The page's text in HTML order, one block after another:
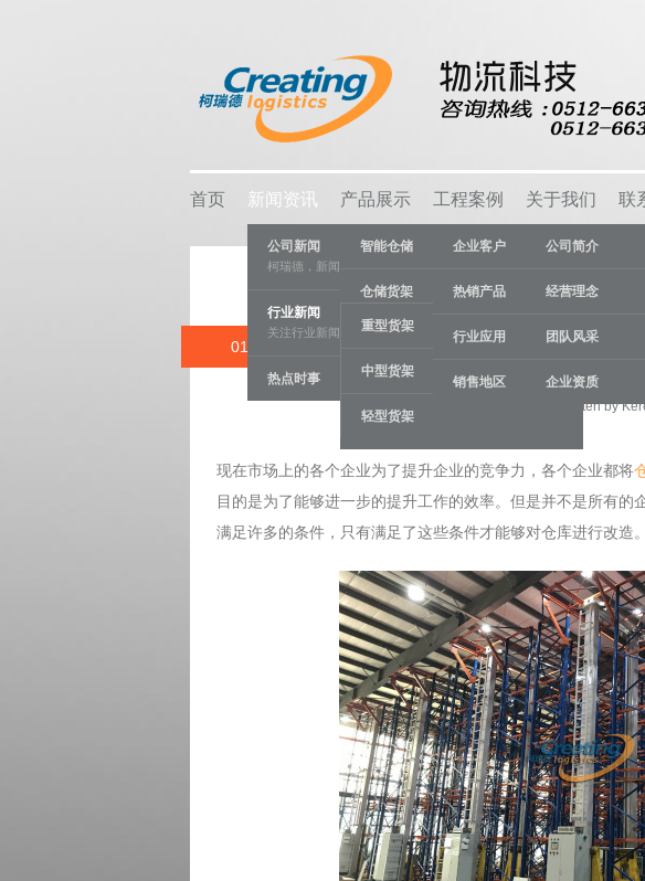
首页 新闻资讯
公司新闻
柯瑞德，新闻资讯
行业新闻
关注行业新闻，推动行业发展。
热点时事
产品展示
智能仓储
仓储货架
重型货架
中型货架
轻型货架
物流容器
车间设备
线棒系统
工程案例
企业客户
热销产品
行业应用
销售地区
关于我们
公司简介
经营理念
团队风采
企业资质
联
01 AUG 企业仓库进行自动化改
Written by
现在市场上的各个企业为了提升企业的竞争力，各个企业都将
目的是为了能够进一步的提升工作的效率。但是并不是所有的
满足许多的条件，只有满足了这些条件才能够对仓库进行改造。